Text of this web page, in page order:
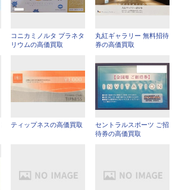
コニカミノルタ プラネタ
リウムの高価買取
丸紅ギャラリー 無料招待
券の高価買取
ティップネスの高価買取
セントラルスポーツ ご招
待券の高価買取